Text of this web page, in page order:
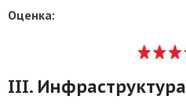
Оценка:
III. Инфраструктура